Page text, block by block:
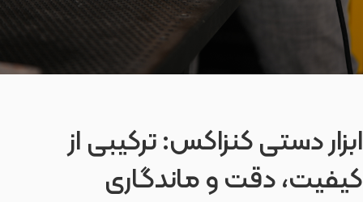
ابزار دستی کنزاکس: ترکیبی از
کیفیت، دقت و ماندگاری